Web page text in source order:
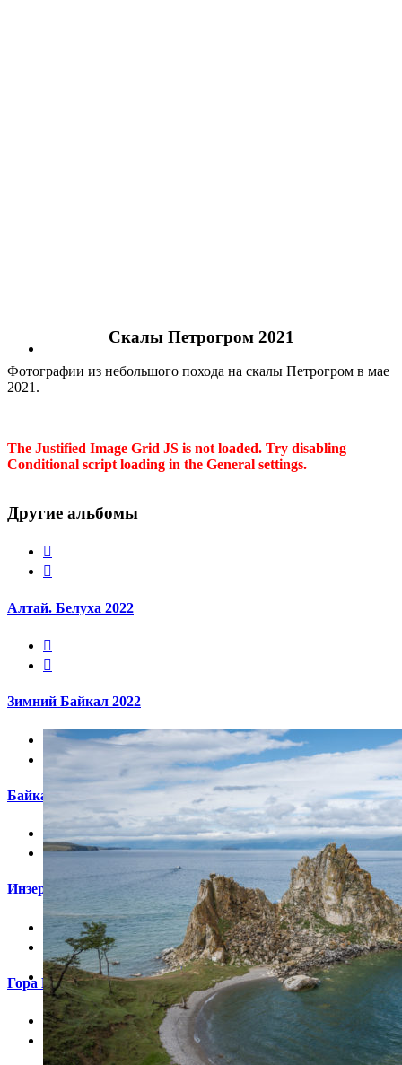
Скалы Петрогром 2021
Фотографии из небольшого похода на скалы Петрогром в мае
2021.
The Justified Image Grid JS is not loaded. Try disabling
Conditional script loading in the General settings.
Другие альбомы


Алтай. Белуха 2022


Зимний Байкал 2022
Байкал 2021


Инзерские Зубчатки 2021

Гора Шунут и источник Платониды 2021

